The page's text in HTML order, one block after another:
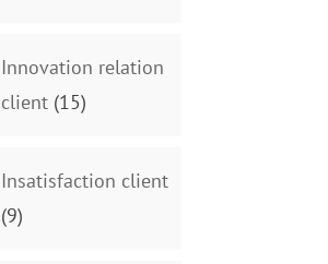
Innovation relation
client (15)
Insatisfaction client
(9)